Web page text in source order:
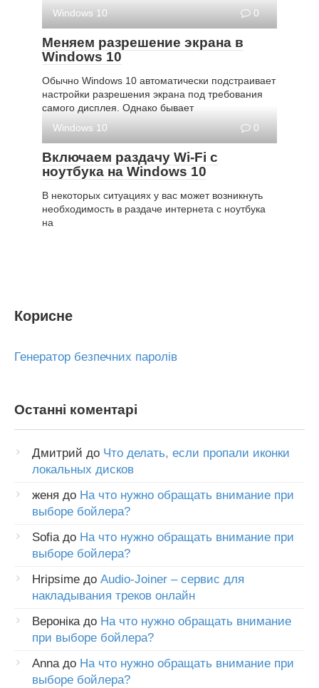
Windows 10
0
Меняем разрешение экрана в
Windows 10
Обычно Windows 10 автоматически подстраивает
настройки разрешения экрана под требования
самого дисплея. Однако бывает
Windows 10
0
Включаем раздачу Wi-Fi с
ноутбука на Windows 10
В некоторых ситуациях у вас может возникнуть
необходимость в раздаче интернета с ноутбука
на
Корисне
Генератор безпечних паролів
Останні коментарі
Дмитрий до Что делать, если пропали иконки
локальных дисков
женя до На что нужно обращать внимание при
выборе бойлера?
Sofiaдо На что нужно обращать внимание при
выборе бойлера?
Hripsime до Audio-Joiner – сервис для
накладывания треков онлайн
Веронікадо На что нужно обращать внимание
при выборе бойлера?
Annaдо На что нужно обращать внимание при
выборе бойлера?